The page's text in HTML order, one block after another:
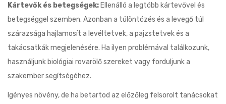
Kártevők és betegségek: Ellenálló a legtöbb kártevővel és
betegséggel szemben. Azonban a túlöntözés és a levegő túl
szárazsága hajlamosít a levéltetvek, a pajzstetvek és a
takácsatkák megjelenésére. Ha ilyen problémával találkozunk,
használjunk biológiai rovarölő szereket vagy forduljunk a
szakember segítségéhez.
Igényes növény, de ha betartod az előzőleg felsorolt ​​tanácsokat